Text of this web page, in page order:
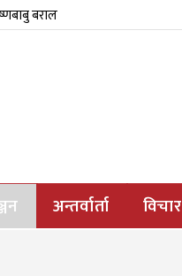
बराल
अन्तर्वार्ता विचार